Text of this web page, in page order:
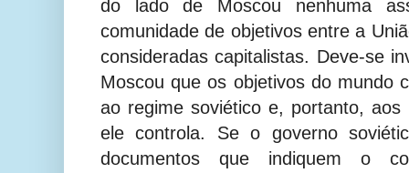
do lado de Moscou nenhuma
comunidade de objetivos entre a
consideradas capitalistas. Deve-se
Moscou que os objetivos do mundo
ao regime soviético e, portanto,
ele controla. Se o governo
documentos que indiquem o